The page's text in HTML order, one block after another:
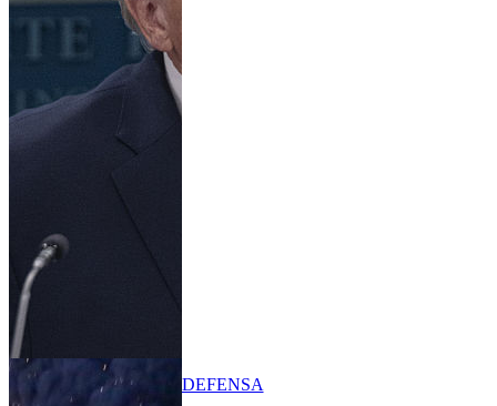
DEFENSA